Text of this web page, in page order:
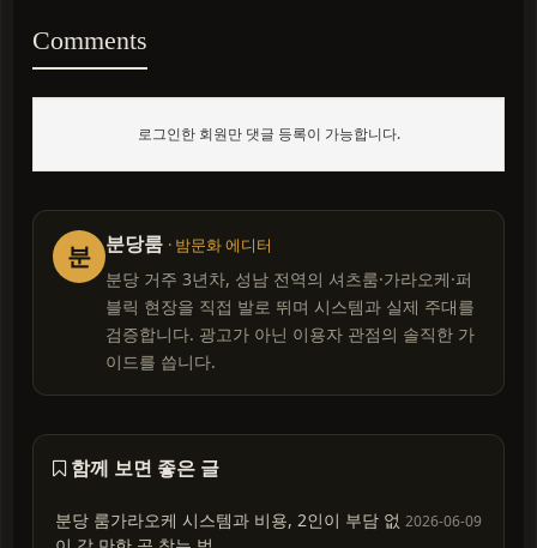
Comments
로그인한 회원만 댓글 등록이 가능합니다.
분 분당룸 · 밤문화 에디터
분당 거주 3년차, 성남 전역의 셔츠룸·가라오케·퍼
블릭 현장을 직접 발로 뛰며 시스템과 실제 주대를
검증합니다. 광고가 아닌 이용자 관점의 솔직한 가
이드를 씁니다.
함께 보면 좋은 글
분당 룸가라오케 시스템과 비용, 2인이 부담 없 2026-06-09